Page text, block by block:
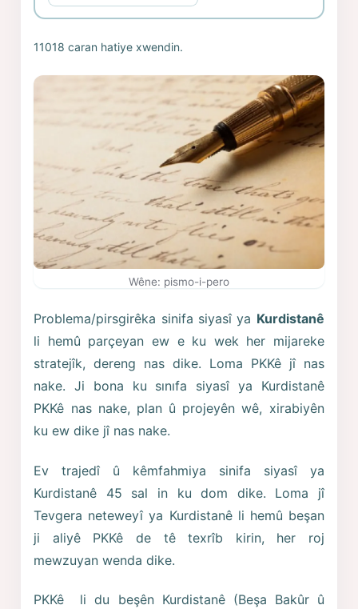
11018 caran hatiye xwendin.
Wêne: pismo-i-pero
Problema/pirsgirêka sinifa siyasî ya Kurdistanê
li hemû parçeyan ew e ku wek her mijareke
stratejîk, dereng nas dike. Loma PKKê jî nas
nake. Ji bona ku sınıfa siyasî ya Kurdistanê
PKKê nas nake, plan û projeyên wê, xirabiyên
ku ew dike jî nas nake.
Ev trajedî û kêmfahmiya sinifa siyasî ya
Kurdistanê 45 sal in ku dom dike. Loma jî
Tevgera neteweyî ya Kurdistanê li hemû beşan
ji aliyê PKKê de tê texrîb kirin, her roj
mewzuyan wenda dike.
PKKê li du beşên Kurdistanê (Beşa Bakûr û